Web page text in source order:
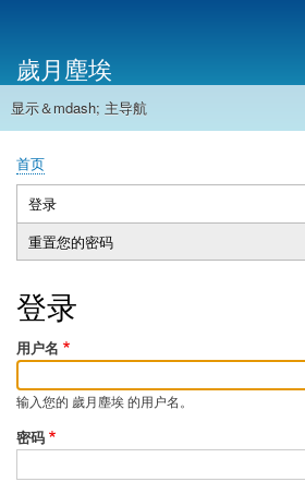
主
内
帐
户
菜
单
歲月塵埃
主
航
显示＆mdash; 主导航
首页
面
包
屑
首页
主
标
登录
动
标
重置您的密码
登录
用户名
输入您的 歲月塵埃 的用户名。
密码